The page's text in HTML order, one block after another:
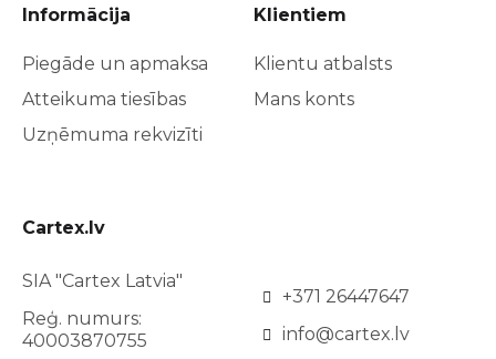
Informācija
Piegāde un apmaksa
Atteikuma tiesības
Uzņēmuma rekvizīti
Klientiem
Klientu atbalsts
Mans konts
Cartex.lv
SIA "Cartex Latvia"
Reģ. numurs:
40003870755
+371 26447647
info@cartex.lv